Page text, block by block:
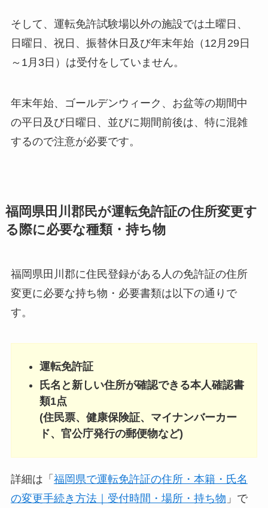
そして、運転免許試験場以外の施設では土曜日、
日曜日、祝日、振替休日及び年末年始（12月29日
～1月3日）は受付をしていません。
年末年始、ゴールデンウィーク、お盆等の期間中
の平日及び日曜日、並びに期間前後は、特に混雑
するので注意が必要です。
福岡県田川郡民が運転免許証の住所変更す
る際に必要な種類・持ち物
福岡県田川郡に住民登録がある人の免許証の住所
変更に必要な持ち物・必要書類は以下の通りで
す。
運転免許証
氏名と新しい住所が確認できる本人確認書
類1点
(住民票、健康保険証、マイナンバーカー
ド、官公庁発行の郵便物など)
詳細は「 福岡県で運転免許証の住所・本籍・氏名
の変更手続き方法｜受付時間・場所・持ち物 」で